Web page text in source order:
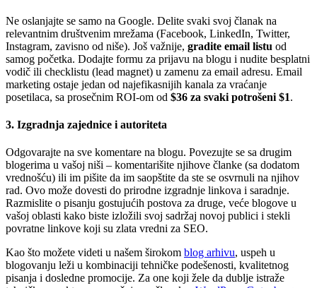
Ne oslanjajte se samo na Google. Delite svaki svoj članak na
relevantnim društvenim mrežama (Facebook, LinkedIn, Twitter,
Instagram, zavisno od niše). Još važnije, gradite email listu od
samog početka. Dodajte formu za prijavu na blogu i nudite besplatni
vodič ili checklistu (lead magnet) u zamenu za email adresu. Email
marketing ostaje jedan od najefikasnijih kanala za vraćanje
posetilaca, sa prosečnim ROI-om od $36 za svaki potrošeni $1.
3. Izgradnja zajednice i autoriteta
Odgovarajte na sve komentare na blogu. Povezujte se sa drugim
blogerima u vašoj niši – komentarišite njihove članke (sa dodatom
vrednošću) ili im pišite da im saopštite da ste se osvrnuli na njihov
rad. Ovo može dovesti do prirodne izgradnje linkova i saradnje.
Razmislite o pisanju gostujućih postova za druge, veće blogove u
vašoj oblasti kako biste izložili svoj sadržaj novoj publici i stekli
povratne linkove koji su zlata vredni za SEO.
Kao što možete videti u našem širokom blog arhivu, uspeh u
blogovanju leži u kombinaciji tehničke podešenosti, kvalitetnog
pisanja i dosledne promocije. Za one koji žele da dublje istraže